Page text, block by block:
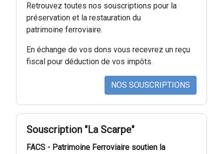
Retrouvez toutes nos souscriptions pour la
préservation et la restauration du
patrimoine ferroviaire.
En échange de vos dons vous recevrez un reçu
fiscal pour déduction de vos impôts.
NOS SOUSCRIPTIONS
Souscription "La Scarpe"
FACS - Patrimoine Ferroviaire soutien la